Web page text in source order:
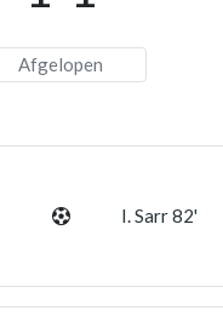
Afgelopen
I. Sarr 82'